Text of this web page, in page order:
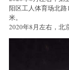
阳区工人体育场北
米。
2020年8月左右，北